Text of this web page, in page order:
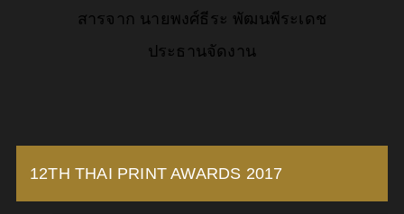
สารจาก นายพงศ์ธีระ พัฒนพีระเดช
ประธานจัดงาน
12TH THAI PRINT AWARDS 2017